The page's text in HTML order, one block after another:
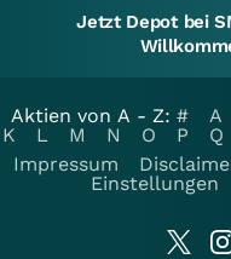
Jetzt Depot bei
Aktien von A - Z: # A
K
L M N O P Q
Impressum
Einstellungen